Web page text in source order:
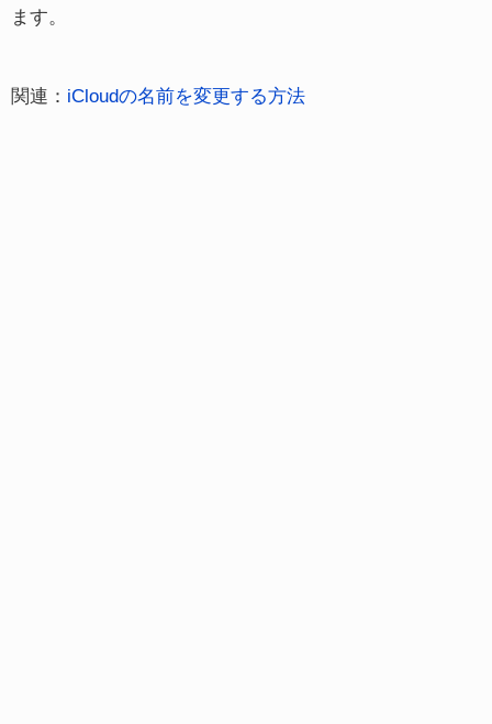
ます。
関連： iCloudの名前を変更する方法